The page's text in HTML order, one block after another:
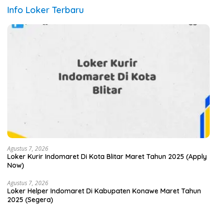
Info Loker Terbaru
Agustus 7, 2026
Loker Kurir Indomaret Di Kota Blitar Maret Tahun 2025 (Apply
Now)
Agustus 7, 2026
Loker Helper Indomaret Di Kabupaten Konawe Maret Tahun
2025 (Segera)